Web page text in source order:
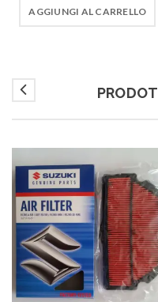
AGGIUNGI AL CARRELLO